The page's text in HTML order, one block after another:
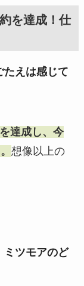
を達成！仕
えは感じて
達成し、今
想像以上の
ツモアのど